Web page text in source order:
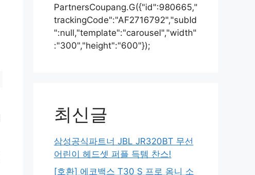
PartnersCoupang.G({"id":980665,"
trackingCode":"AF2716792","subId
":null,"template":"carousel","width"
:"300","height":"600"});
최신글
삼성공식파트너 JBL JR320BT 무선
어린이 헤드셋 퍼플 득템 찬스!
[호환] 에코백스 T30 S 프로 옴니 소